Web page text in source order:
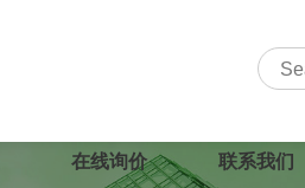
在线询价 联系我们